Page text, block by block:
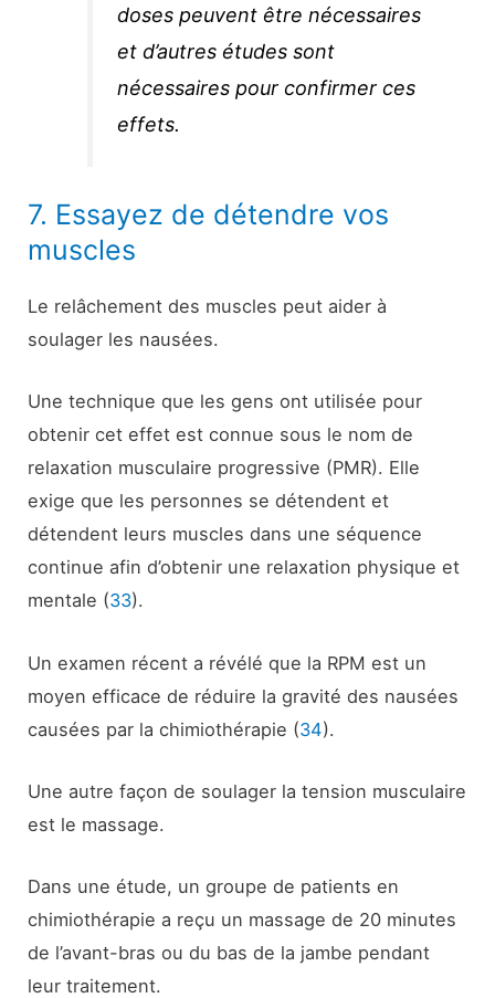
doses peuvent être nécessaires
et d’autres études sont
nécessaires pour confirmer ces
effets.
7. Essayez de détendre vos
muscles
Le relâchement des muscles peut aider à
soulager les nausées.
Une technique que les gens ont utilisée pour
obtenir cet effet est connue sous le nom de
relaxation musculaire progressive (PMR). Elle
exige que les personnes se détendent et
détendent leurs muscles dans une séquence
continue afin d’obtenir une relaxation physique et
mentale (33).
Un examen récent a révélé que la RPM est un
moyen efficace de réduire la gravité des nausées
causées par la chimiothérapie (34).
Une autre façon de soulager la tension musculaire
est le massage.
Dans une étude, un groupe de patients en
chimiothérapie a reçu un massage de 20 minutes
de l’avant-bras ou du bas de la jambe pendant
leur traitement.